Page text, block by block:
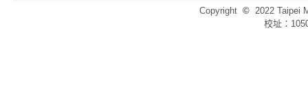
Copyright © 2022 Taipei
校址：